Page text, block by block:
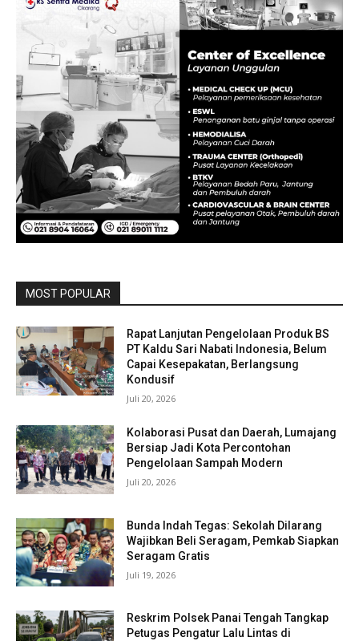
MOST POPULAR
Rapat Lanjutan Pengelolaan Produk BS
PT Kaldu Sari Nabati Indonesia, Belum
Capai Kesepakatan, Berlangsung
Kondusif
Juli 20, 2026
Kolaborasi Pusat dan Daerah, Lumajang
Bersiap Jadi Kota Percontohan
Pengelolaan Sampah Modern
Juli 20, 2026
Bunda Indah Tegas: Sekolah Dilarang
Wajibkan Beli Seragam, Pemkab Siapkan
Seragam Gratis
Juli 19, 2026
Reskrim Polsek Panai Tengah Tangkap
Petugas Pengatur Lalu Lintas di